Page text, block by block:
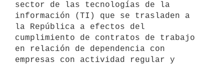
sector de las tecnologías de la
información (TI) que se trasladen a
la República a efectos del
cumplimiento de contratos de trabajo
en relación de dependencia con
empresas con actividad regular y